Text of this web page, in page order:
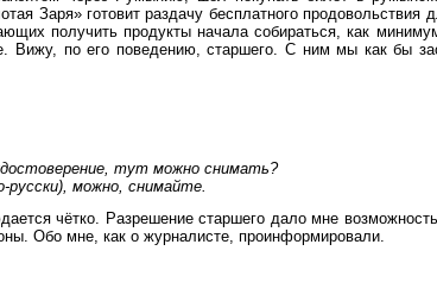
Заря» готовит раздачу бесплатного продовольствия
получить продукты начала собираться, как
Вижу, по его поведению, старшего. С ним мы как бы
тут можно снимать?
русски), можно, снимайте.
чётко. Разрешение старшего дало мне
Обо мне, как о журналисте, проинформировали.